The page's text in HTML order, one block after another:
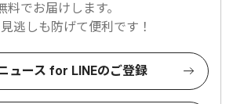
料でお届けします。
逃しも防げて便利です！
ュース for LINEのご登録